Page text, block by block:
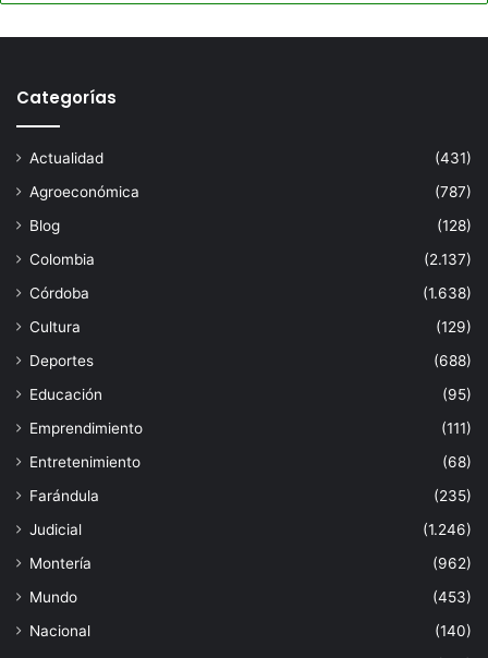
Categorías
Actualidad
(431)
Agroeconómica
(787)
Blog
(128)
Colombia
(2.137)
Córdoba
(1.638)
Cultura
(129)
Deportes
(688)
Educación
(95)
Emprendimiento
(111)
Entretenimiento
(68)
Farándula
(235)
Judicial
(1.246)
Montería
(962)
Mundo
(453)
Nacional
(140)